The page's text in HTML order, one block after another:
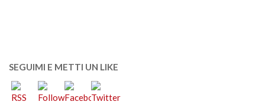
SEGUIMI E METTI UN LIKE